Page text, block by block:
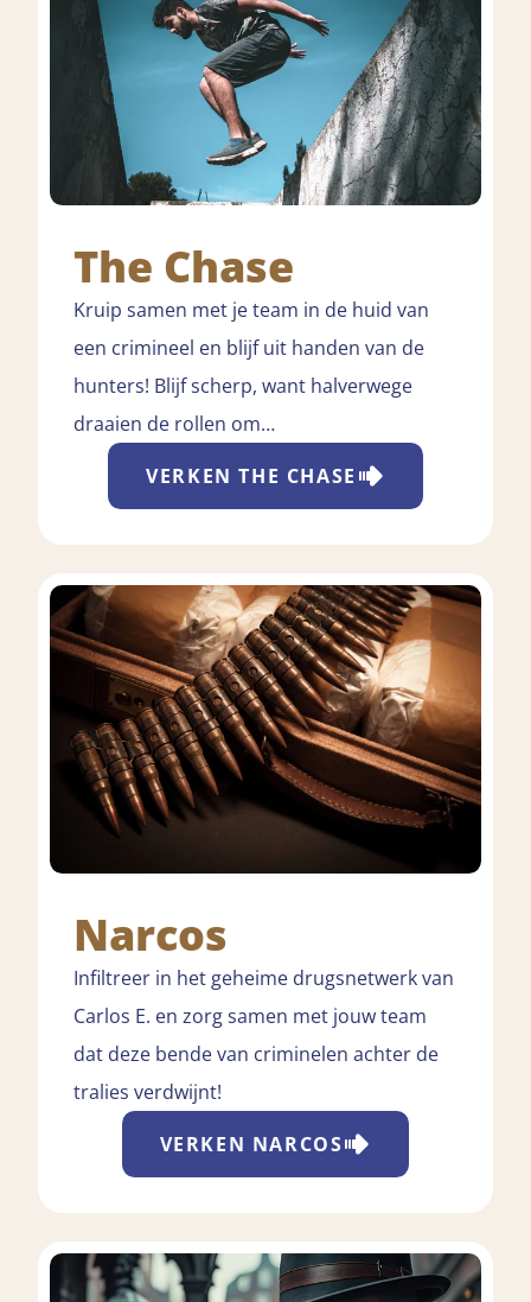
The Chase
Kruip samen met je team in de huid van
een crimineel en blijf uit handen van de
hunters! Blijf scherp, want halverwege
draaien de rollen om…
VERKENTHE CHASE
Narcos
Infiltreer in het geheime drugsnetwerk van
Carlos E. en zorg samen met jouw team
dat deze bende van criminelen achter de
tralies verdwijnt!
VERKEN NARCOS